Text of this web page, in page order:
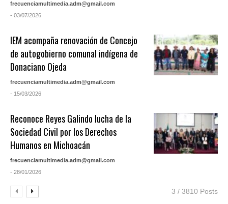
frecuenciamultimedia.adm@gmail.com
- 03/07/2026
IEM acompaña renovación de Concejo
de autogobierno comunal indígena de
Donaciano Ojeda
frecuenciamultimedia.adm@gmail.com
- 15/03/2026
Reconoce Reyes Galindo lucha de la
Sociedad Civil por los Derechos
Humanos en Michoacán
frecuenciamultimedia.adm@gmail.com
- 28/01/2026
3 / 3810 Posts